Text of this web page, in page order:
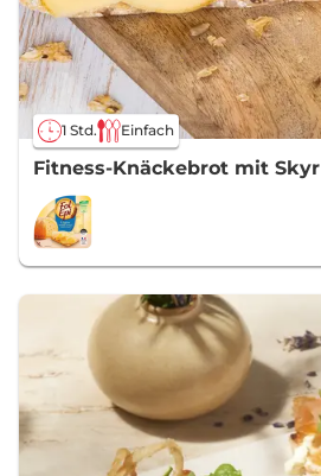
1 Std. Einfach
Fitness-Knäckebrot mit Skyr